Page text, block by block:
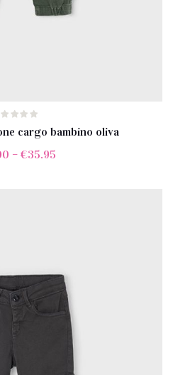
cargo bambino oliva
– €35.95